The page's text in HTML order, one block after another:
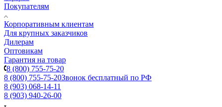
Покупателям
Корпоративным клиентам
Для крупных заказчиков
Дилерам
Оптовикам
Гарантия на товар
8 (800) 755-75-20
8 (800) 755-75-20Звонок бесплатный по РФ
8 (903) 068-14-11
8 (903) 940-26-00